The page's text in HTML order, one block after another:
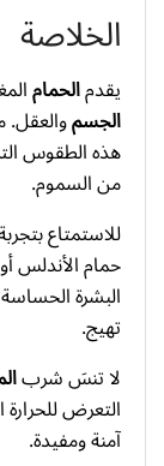
الخلاصة
يقدمالحمام
الجسم
هذه الطقوس
من السموم.
للاستمتاع
حمام
البشرة
تهيج.
لا تنسَ شرب
التعرض
آمنة ومفيدة.